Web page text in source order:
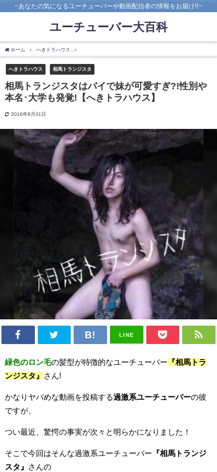
~あなたの気になるユーチューバーや動画配信者の情報をお届け!!~
ユーチューバー大百科
ホーム へきトラハウス
へきトラハウス 相馬トランジスタ
相馬トランジスタはバイで妹が可愛すぎ?!性別や
本名･大学も発覚!【へきトラハウス】
2016年8月31日
LINE
緑色のロン毛の髪型が特徴的なユーチューバー 『相馬トラ
ンジスタ』
さん!
かなりヤバめな動画を投稿する過激系ユーチューバーの彼
ですが、
つい最近、驚愕の事実が次々と明らかになりました！
そこで今回はそんな過激系ユーチューバー 『相馬トランジ
スタ』
さんの